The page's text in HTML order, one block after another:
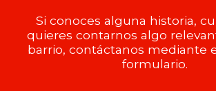
Si conoces alguna historia,
quieres contarnos algo
barrio, contáctanos mediante
formulario.